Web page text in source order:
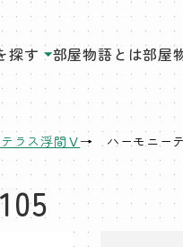
探す 部屋物語とは部屋
ラス浮間Ⅴ ハーモニー